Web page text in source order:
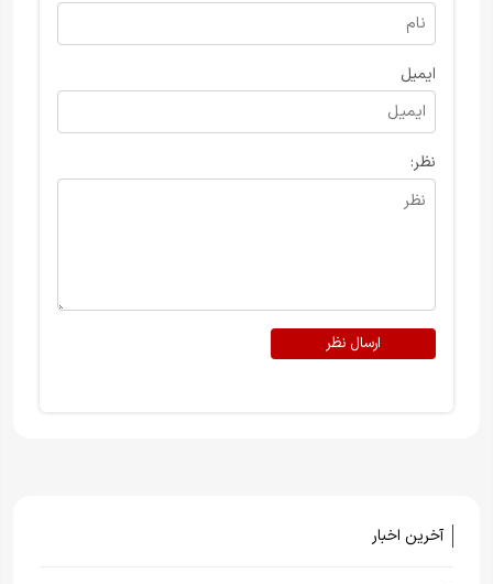
ایمیل
نظر:
ارسال نظر
آخرین اخبار